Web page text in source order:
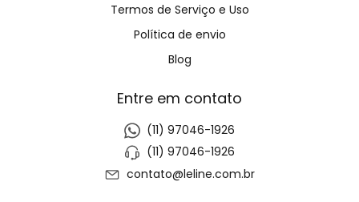
Termos de Serviço e Uso
Política de envio
Blog
Entre em contato
(11) 97046-1926
(11) 97046-1926
contato@leline.com.br